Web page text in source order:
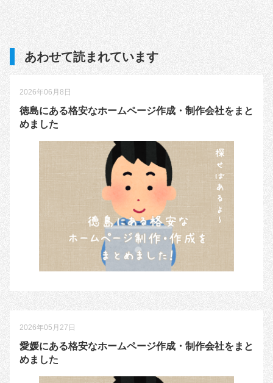
あわせて読まれています
2026年06月8日
徳島にある格安なホームページ作成・制作会社をまと
めました
2026年05月27日
愛媛にある格安なホームページ作成・制作会社をまと
めました